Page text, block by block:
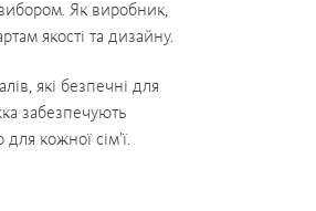
Яквиробник,
якості та дизайну.
які безпечні для
забезпечують
кожної сім’ї.